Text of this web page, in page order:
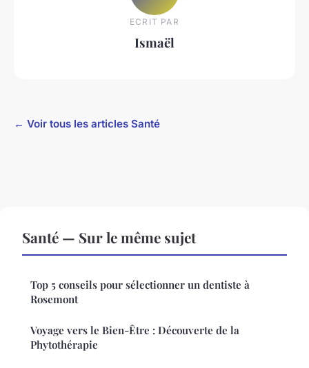
ECRIT PAR
Ismaël
← Voir tous les articles Santé
Santé — Sur le même sujet
Top 5 conseils pour sélectionner un dentiste à
Rosemont
Voyage vers le Bien-Être : Découverte de la
Phytothérapie